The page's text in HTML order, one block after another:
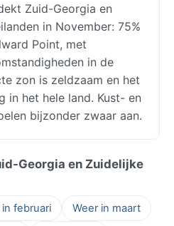
Zuid-Georgia en
in November: 75%
Point, met
in de
zon is zeldzaam en het
in het hele land. Kust- en
bijzonder zwaar aan.
Georgia en Zuidelijke
in februari
Weer in maart